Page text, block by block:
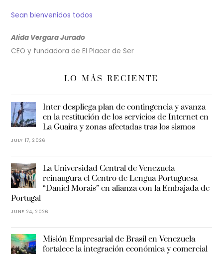
Sean bienvenidos todos
Alida Vergara Jurado
CEO y fundadora de El Placer de Ser
LO MÁS RECIENTE
Inter despliega plan de contingencia y avanza
en la restitución de los servicios de Internet en
La Guaira y zonas afectadas tras los sismos
JULY 17, 2026
La Universidad Central de Venezuela
reinaugura el Centro de Lengua Portuguesa
“Daniel Morais” en alianza con la Embajada de
Portugal
JUNE 24, 2026
Misión Empresarial de Brasil en Venezuela
fortalece la integración económica y comercial